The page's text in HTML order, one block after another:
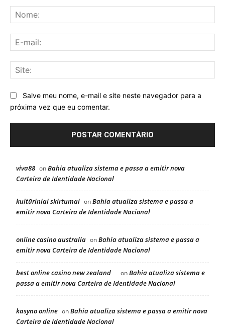
Salve meu nome, e-mail e site neste navegador para a
próxima vez que eu comentar.
viva88 onBahia atualiza sistema e passa a emitir nova
Carteira de Identidade Nacional
kultūriniai skirtumai onBahia atualiza sistema e passa a
emitir nova Carteira de Identidade Nacional
online casino australia onBahia atualiza sistema e passa a
emitir nova Carteira de Identidade Nacional
best online casino new zealand onBahia atualiza sistema e
passa a emitir nova Carteira de Identidade Nacional
kasyno online onBahia atualiza sistema e passa a emitir nova
Carteira de Identidade Nacional